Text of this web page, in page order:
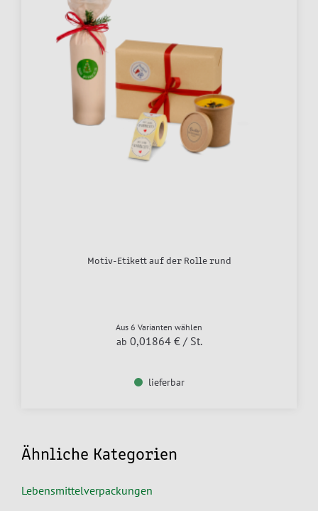
Motiv-Etikett auf der Rolle rund
Aus 6 Varianten wählen
ab 0,01864 € / St.
lieferbar
Ähnliche Kategorien
Lebensmittelverpackungen